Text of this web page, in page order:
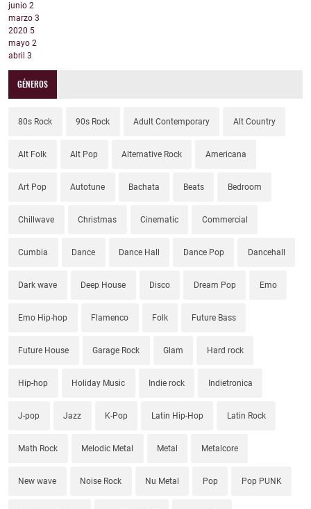
junio 2
marzo 3
2020 5
mayo 2
abril 3
GÉNEROS
80s Rock 90s Rock Adult Contemporary Alt Country
Alt Folk Alt Pop Alternative Rock Americana
Art Pop Autotune Bachata Beats Bedroom
Chillwave Christmas Cinematic Commercial
Cumbia Dance Dance Hall Dance Pop Dancehall
Dark wave Deep House Disco Dream Pop Emo
Emo Hip-hop Flamenco Folk Future Bass
Future House Garage Rock Glam Hard rock
Hip-hop Holiday Music Indie rock Indietronica
J-pop Jazz K-Pop Latin Hip-Hop Latin Rock
Math Rock Melodic Metal Metal Metalcore
New wave Noise Rock Nu Metal Pop Pop PUNK